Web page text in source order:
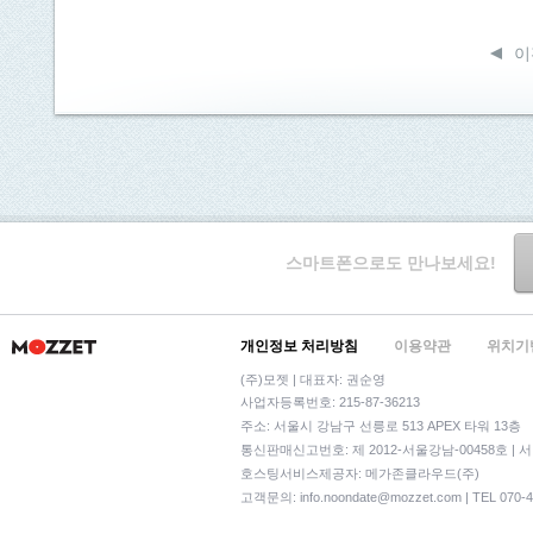
스마트폰으로도 만나보세요!
개인정보 처리방침 이용약관 위치
(주)모젯 | 대표자: 권순영
사업자등록번호: 215-87-36213
주소: 서울시 강남구 선릉로 513 APEX 타워 13층
통신판매신고번호: 제 2012-서울강남-00458호 |
호스팅서비스제공자: 메가존클라우드(주)
고객문의: info.noondate@mozzet.com | TEL 070-